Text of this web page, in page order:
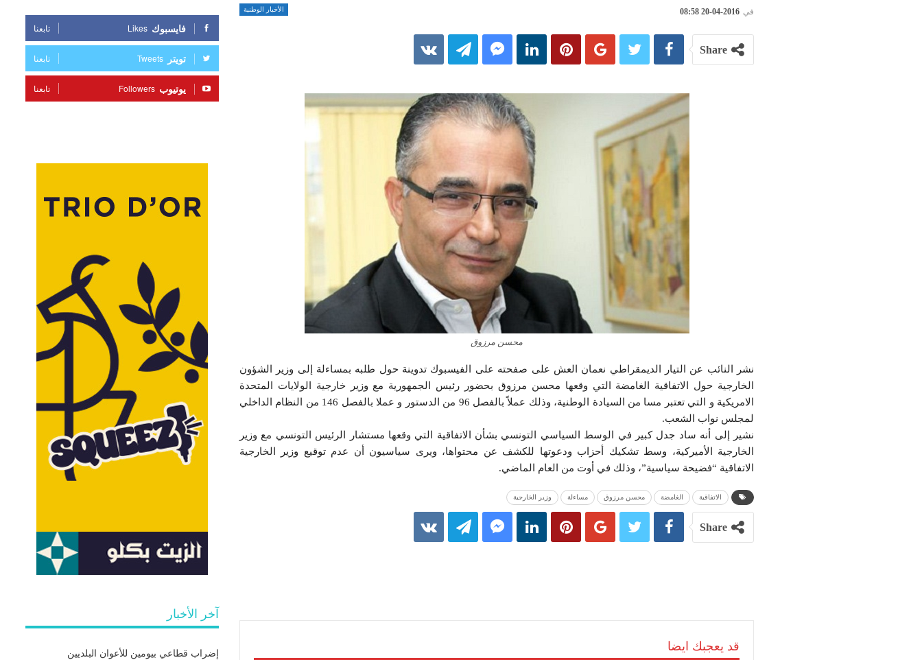
الأخبار الوطنية في 2016-04-20 08:58
Share
محسن مرزوق
نشر النائب عن التيار الديمقراطي نعمان العش على صفحته على الفيسبوك تدوينة حول طلبه بمساءلة إلى وزير الشؤون
الخارجية حول الاتفاقية الغامضة التي وقعها محسن مرزوق بحضور رئيس الجمهورية مع وزير خارجية الولايات المتحدة
الامريكية و التي تعتبر مسا من السيادة الوطنية، وذلك عملاً بالفصل 96 من الدستور و عملا بالفصل 146 من النظام الداخلي
لمجلس نواب الشعب.
نشير إلى أنه ساد جدل كبير في الوسط السياسي التونسي بشأن الاتفاقية التي وقعها مستشار الرئيس التونسي مع وزير
الخارجية الأميركية، وسط تشكيك أحزاب ودعوتها للكشف عن محتواها، ويرى سياسيون أن عدم توقيع وزير الخارجية
الاتفاقية “فضيحة سياسية”، وذلك في أوت من العام الماضي.
الاتفاقية الغامضة محسن مرزوق مساءلة وزير الخارجية
Share
قد يعجبك ايضا
فايسبوك Likes تابعنا
تويتر Tweets تابعنا
يوتيوب Followers تابعنا
آخر الأخبار
إضراب قطاعي بيومين للأعوان البلديين